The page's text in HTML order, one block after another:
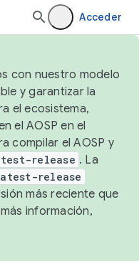
Acceder
con nuestro modelo
y garantizar la
el ecosistema,
el AOSP en el
compilar el AOSP y
release . La
release
más reciente que
información,